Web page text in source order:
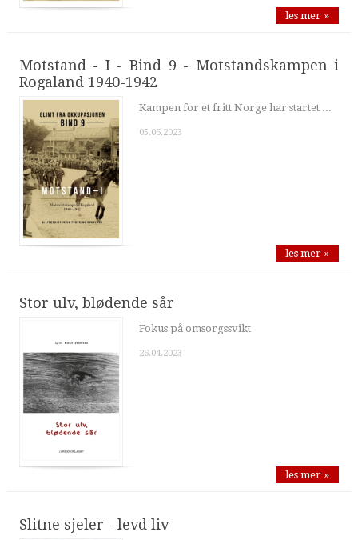
les mer »
Motstand - I - Bind 9 - Motstandskampen i
Rogaland 1940-1942
Kampen for et fritt Norge har startet ...
05.06.2023
les mer »
Stor ulv, blødende sår
Fokus på omsorgssvikt
26.04.2023
les mer »
Slitne sjeler - levd liv